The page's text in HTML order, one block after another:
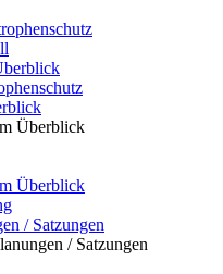
Überblick
Überblick
/ Satzungen
/ Satzungen